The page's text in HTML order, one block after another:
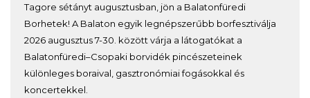
Tagore sétányt augusztusban, jön a Balatonfüredi
Borhetek! A Balaton egyik legnépszerűbb borfesztiválja
2026 augusztus 7-30. között várja a látogatókat a
Balatonfüredi–Csopaki borvidék pincészeteinek
különleges boraival, gasztronómiai fogásokkal és
koncertekkel.